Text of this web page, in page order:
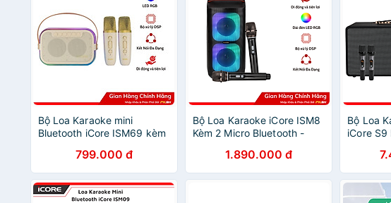
Bộ Loa Karaoke mini
Bluetooth iCore ISM69 kèm
799.000 đ
Bộ Loa Karaoke iCore ISM8
Kèm 2 Micro Bluetooth -
1.890.000 đ
Bộ Loa
iCore